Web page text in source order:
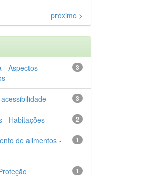
próximo >
3
- Aspectos
3
2
- Habitações
1
de alimentos -
1